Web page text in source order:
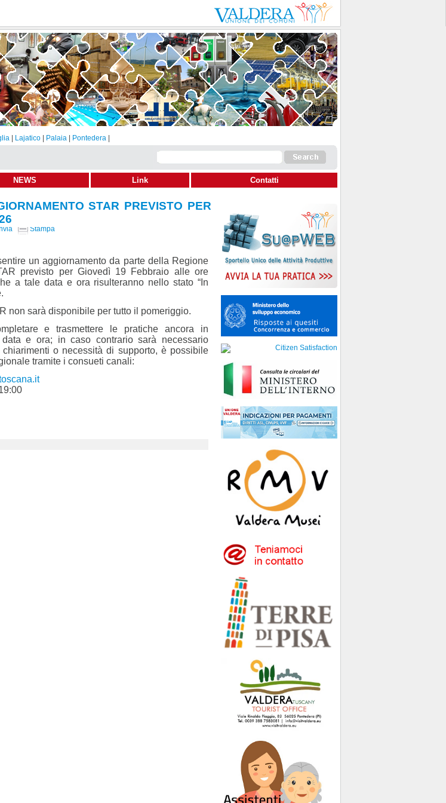
Lajatico Palaia Pontedera
NEWS Link Contatti
STAR PREVISTO PER
Stampa
un aggiornamento da parte della Regione
previsto per Giovedì 19 Febbraio alle ore
a tale data e ora risulteranno nello stato “In
non sarà disponibile per tutto il pomeriggio.
e trasmettere le pratiche ancora in
e ora; in caso contrario sarà necessario
o necessità di supporto, è possibile
tramite i consueti canali: